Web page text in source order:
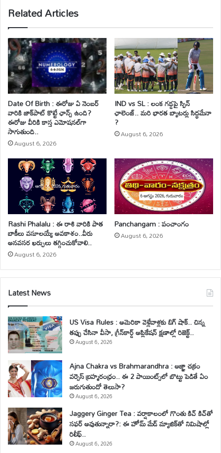
Related Articles
Date Of Birth : ఈరోజు ఏ నెంబర్
వారికి జాక్‌పాట్ కొట్టే ఛాన్స్ ఉంది?
ఈరోజు వీరికి కాస్త ఎమోషనల్‌గా
సాగుతుంది..
August 6, 2026
IND vs SL : లంక గడ్డపై స్పిన్
ఛాలెంజ్.. మరి భారత బ్యాటర్లు సిద్ధమేనా
?
August 6, 2026
Rashi Phalalu : ఈ రాశి వారికి పాత
బాకీలు వసూలయ్యే అవకాశం..వీరు
అనవసర ఖర్చులు తగ్గించుకోవాలి..
August 6, 2026
Panchangam : పంచాంగం
August 6, 2026
Latest News
US Visa Rules : అమెరికా వెళ్లేవాళ్లకు బిగ్ షాక్.. చిన్న
తప్పు చేసినా వీసా, గ్రీన్‌కార్డ్ అప్లికేషన్ క్షణాల్లో రిజెక్ట్..
August 6, 2026
Ajna Chakra vs Brahmarandhra : ఆజ్ఞా చక్రం
వర్సెస్ బ్రహ్మరంధ్రం.. ఈ 2 పాయింట్స్‌లో బొట్టు పెడితే ఏం
జరుగుతుందో తెలుసా?
August 6, 2026
Jaggery Ginger Tea : వర్షాకాలంలో గొంతు కిచ్ కిచ్‌తో
సఫర్ అవుతున్నారా?: ఈ హోమ్ మేడ్ మ్యాజిక్‌తో నిమిషాల్లో
రిలీఫ్..
August 6, 2026